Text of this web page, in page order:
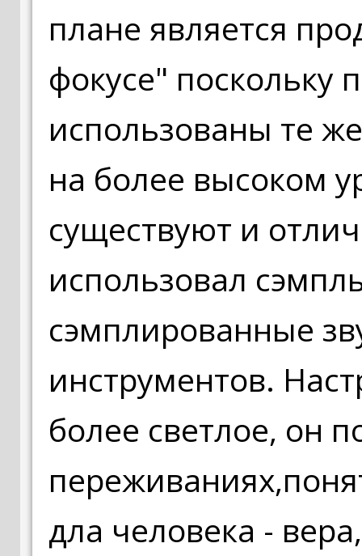
плане является
фокусе" поскольку
использованы те
на более высоком
существуют и
использовал
сэмплированные
инструментов.
более светлое, он
дла человека -